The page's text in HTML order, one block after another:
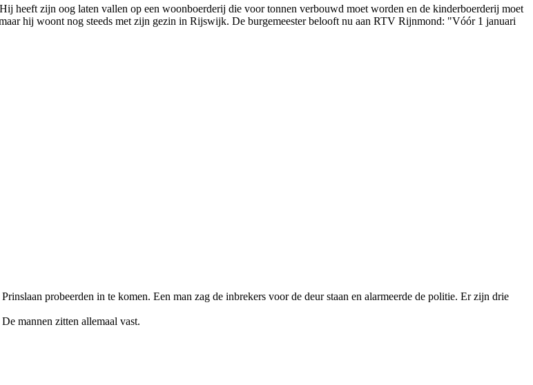
heeft zijn oog laten vallen op een woonboerderij die voor tonnen verbouwd moet worden en de kinderboerderij moet
hij woont nog steeds met zijn gezin in Rijswijk. De burgemeester belooft nu aan RTV Rijnmond: "Vóór 1 januari
probeerden in te komen. Een man zag de inbrekers voor de deur staan en alarmeerde de politie. Er zijn drie
mannen zitten allemaal vast.